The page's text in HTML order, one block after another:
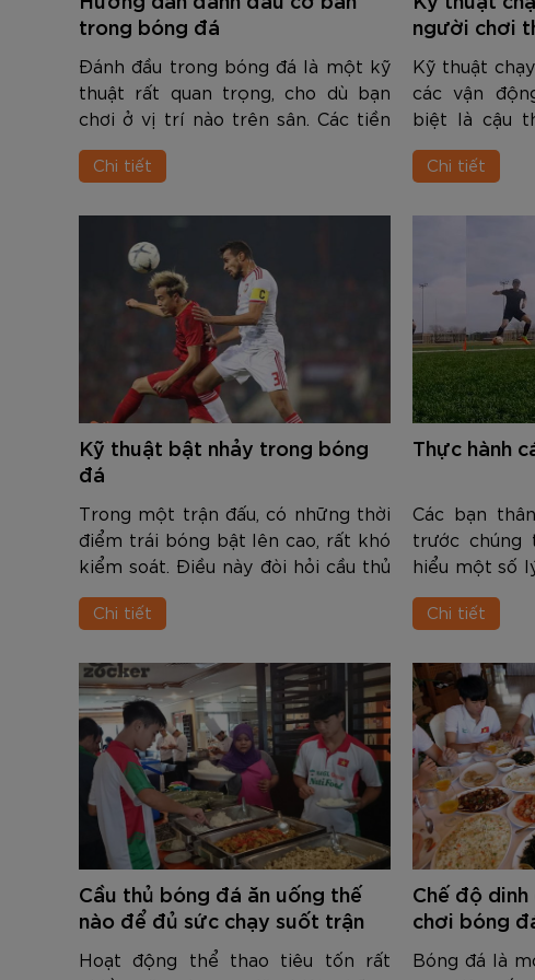
Giày trẻ em
Zocker Space
Zocker 1902
779.000 VNĐ
Giày Pickleball
Bóng Pickleball
Khung lưới Pickleball
Quần áo Pickleball
BST Pickleball Zocker Junior
Đen2.890.000 VNĐ
Carbon Xanh Cam
1.690.000 VNĐ
ZK5-AS205
1.690.000 VNĐ
569.000VNĐ
trong bóng đá
Đánh đầu trong bóng đá là một kỹ
thuật rất quan trọng, cho dù bạn
chơi ở vị trí nào trên sân. Các tiền
đạo cần kỹ thuật đánh đầu để ghi
bàn, nhất là trong các pha dàn xếp
Chi tiết
người chơi
Kỹ thuật
các vận
biệt là cậu
Đây là bài
luyện tập
Chi tiết
Kỹ thuật bật nhảy trong bóng
đá
Trong một trận đấu, có những thời
điểm trái bóng bật lên cao, rất khó
kiểm soát. Điều này đòi hỏi cầu thủ
bật nhảy trong bóng đá là một
Chi tiết
Thực hành
Các bạn
trước chúng
hiểu một số
dung dung
hàn...
Chi tiết
Cầu thủ bóng đá ăn uống thế
nào để đủ sức chạy suốt trận
Hoạt động thể thao tiêu tốn rất
Chế độ
chơi bóng
Bóng đá là